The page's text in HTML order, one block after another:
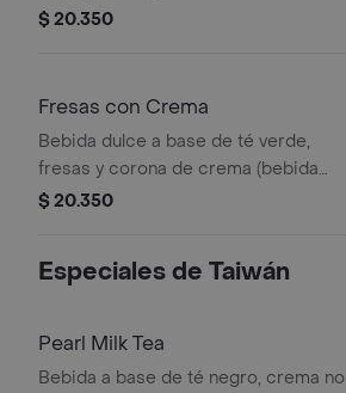
mango (bebida láctea). Se
$ 20.350
Fresas con Crema
Bebida dulce a base de té verde,
fresas y corona de crema (bebida
láctea). Se recomienda sin azúcar.
$ 20.350
Especiales de Taiwán
Pearl Milk Tea
Bebida a base de té negro, crema no